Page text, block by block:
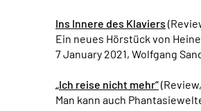
Ins Innere des Klaviers
Ein neues Hörstück von
7 January 2021, Wolfgang
„Ich reise nicht mehr“
Man kann auch